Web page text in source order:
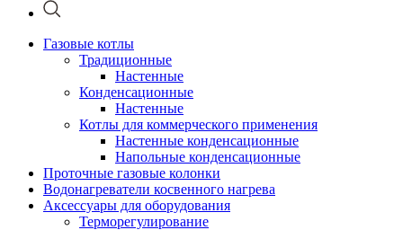
Газовые котлы
Традиционные
Настенные
Конденсационные
Настенные
Котлы для коммерческого применения
Настенные конденсационные
Напольные конденсационные
Проточные газовые колонки
Водонагреватели косвенного нагрева
Аксессуары для оборудования
Терморегулирование